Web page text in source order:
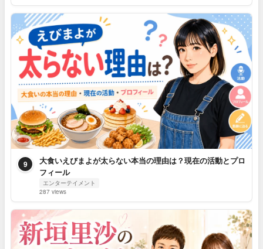
9
大食いえびまよが太らない本当の理由は？現在の活動とプロ
フィール
エンターテイメント
287 views